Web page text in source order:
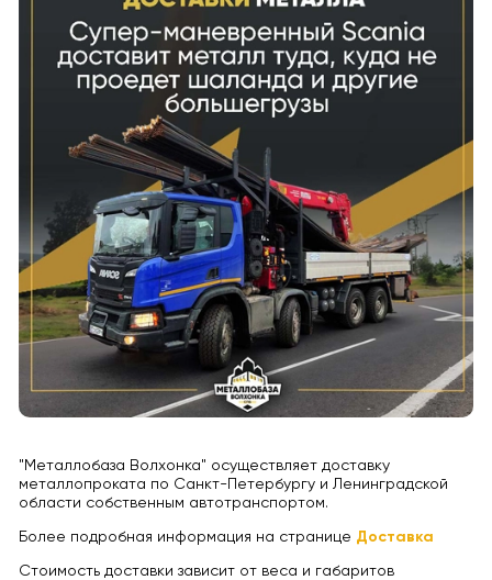
"Металлобаза Волхонка" осуществляет доставку
металлопроката по Санкт-Петербургу и Ленинградской
области собственным автотранспортом.
Более подробная информация на странице Доставка
Стоимость доставки зависит от веса и габаритов